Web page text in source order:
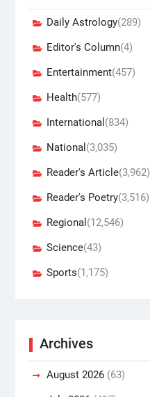
Daily Astrology(289)
Editor's Column(4)
Entertainment(457)
Health(577)
International (834)
National (3,035)
Reader's Article(3,962)
Reader's Poetry(3,516)
Regional (12,546)
Science(43)
Sports(1,175)
Archives
August 2026(63)